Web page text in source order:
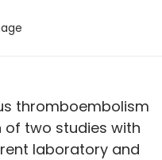
thromboembolism
of two studies with
laboratory and